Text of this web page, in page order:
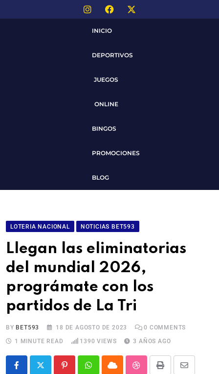
INICIO
DEPORTIVOS
JUEGOS
ONLINE
BINGOS
PROMOCIONES
BLOG
LOTERIA NACIONAL NOTICIAS BET593
Llegan las eliminatorias
del mundial 2026,
prográmate con los
partidos de La Tri
BY BET593 18 DE AGOSTO DE 2023 0 COMMENTS
1 MINUTE READ
1390 VIEWS 3 AÑOS AGO